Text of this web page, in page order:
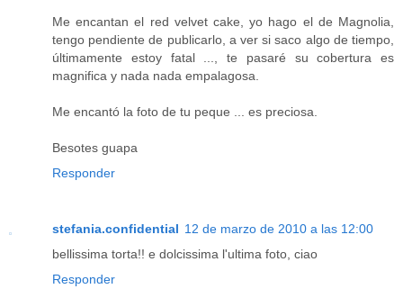
Me encantan el red velvet cake, yo hago el de Magnolia,
tengo pendiente de publicarlo, a ver si saco algo de tiempo,
últimamente estoy fatal ..., te pasaré su cobertura es
magnifica y nada nada empalagosa.
Me encantó la foto de tu peque ... es preciosa.
Besotes guapa
Responder
stefania.confidential 12 de marzo de 2010 a las 12:00
bellissima torta!! e dolcissima l'ultima foto, ciao
Responder